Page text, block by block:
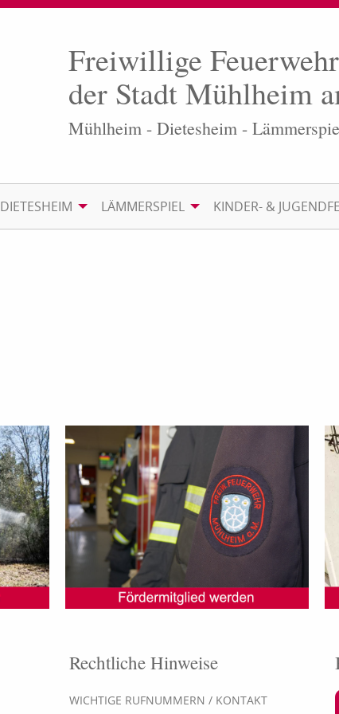
Freiwillige Feuerwehr
der Stadt Mühlheim
Mühlheim - Dietesheim -
DIETESHEIM LÄMMERSPIEL KINDER- &
Rechtliche Hinweise
WICHTIGE RUFNUMMERN / KONTAKT